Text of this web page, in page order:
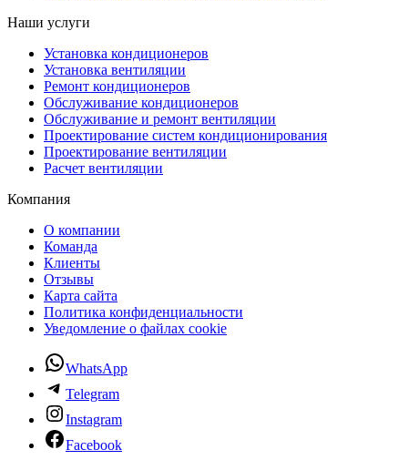
Наши услуги
Установка кондиционеров
Установка вентиляции
Ремонт кондиционеров
Обслуживание кондиционеров
Обслуживание и ремонт вентиляции
Проектирование систем кондиционирования
Проектирование вентиляции
Расчет вентиляции
Компания
О компании
Команда
Клиенты
Отзывы
Карта сайта
Политика конфиденциальности
Уведомление о файлах cookie
WhatsApp
Telegram
Instagram
Facebook